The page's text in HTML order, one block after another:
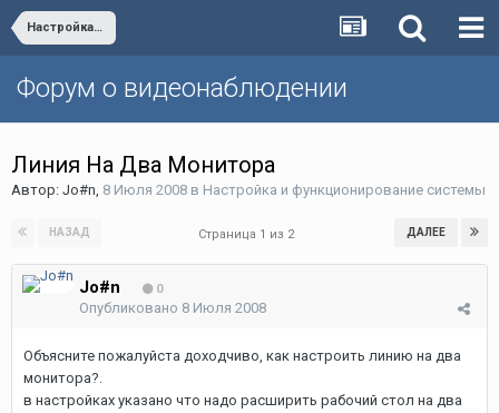
Настройка и функционирование системы
Форум о видеонаблюдении
Линия На Два Монитора
Автор: Jo#n, 8 Июля 2008 в Настройка и функционирование системы
НАЗАД ДАЛЕЕ
Страница 1 из 2
Jo#n 0
Опубликовано 8 Июля 2008
Объясните пожалуйста доходчиво, как настроить линию на два
монитора?.
в настройках указано что надо расширить рабочий стол на два